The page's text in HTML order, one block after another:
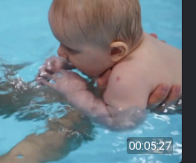
00:05:27